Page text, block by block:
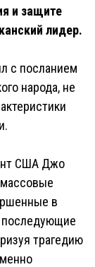
и защите
лидер.
с посланием
народа, не
США Джо
в
последующие
трагедию